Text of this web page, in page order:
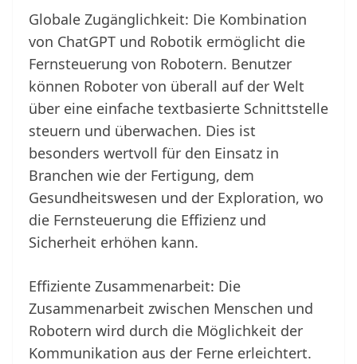
Globale Zugänglichkeit: Die Kombination
von ChatGPT und Robotik ermöglicht die
Fernsteuerung von Robotern. Benutzer
können Roboter von überall auf der Welt
über eine einfache textbasierte Schnittstelle
steuern und überwachen. Dies ist
besonders wertvoll für den Einsatz in
Branchen wie der Fertigung, dem
Gesundheitswesen und der Exploration, wo
die Fernsteuerung die Effizienz und
Sicherheit erhöhen kann.
Effiziente Zusammenarbeit: Die
Zusammenarbeit zwischen Menschen und
Robotern wird durch die Möglichkeit der
Kommunikation aus der Ferne erleichtert.